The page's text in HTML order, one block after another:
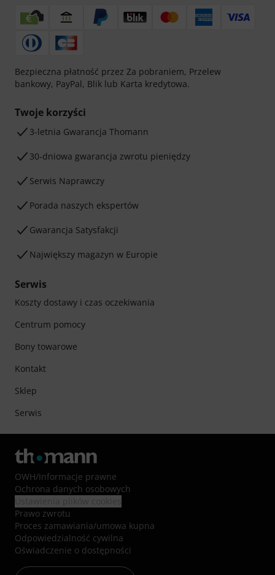
Bezpieczna płatność przez Za pobraniem, Przelew
bankowy, PayPal, Blik lub Karta kredytowa.
Twoje korzyści
3-letnia Gwarancja Thomann
30-dniowa gwarancja zwrotu pieniędzy
Serwis Naprawczy
Porada naszych ekspertów
Gwarancja Satysfakcji
Największy magazyn w Europie
Serwis
Koszty dostawy i czas oczekiwania
Centrum pomocy
Bony towarowe
Kontakt
Sklep
Serwis
OWH/Informacje prawne
Ochrona danych osobowych
Prawo zwrotu
Proces zamawiania/umowa kupna
Odpowiedzialność cywilna
Oświadczenie o dostępności